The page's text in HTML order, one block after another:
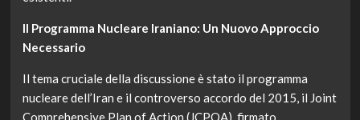
Il Programma Nucleare Iraniano: Un Nuovo Approccio
Necessario
Il tema cruciale della discussione è stato il programma
nucleare dell’Iran e il controverso accordo del 2015, il Joint
Comprehensive Plan of Action (JCPOA), firmato